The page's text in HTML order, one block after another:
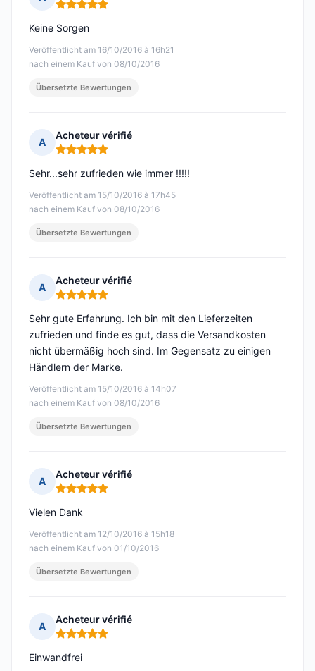
Hinweis: 5 von 5
Veröffentlicht am 16/10/2016 à 16h21
nach einem Kauf von 08/10/2016
Keine Sorgen
Übersetzte Bewertungen
A
Acheteur vérifié
Hinweis: 5 von 5
Veröffentlicht am 15/10/2016 à 17h45
nach einem Kauf von 08/10/2016
Sehr...sehr zufrieden wie immer !!!!!
Übersetzte Bewertungen
A
Acheteur vérifié
Hinweis: 5 von 5
Veröffentlicht am 15/10/2016 à 14h07
nach einem Kauf von 08/10/2016
Sehr gute Erfahrung. Ich bin mit den Lieferzeiten
zufrieden und finde es gut, dass die Versandkosten
nicht übermäßig hoch sind. Im Gegensatz zu einigen
Händlern der Marke.
Übersetzte Bewertungen
A
Acheteur vérifié
Hinweis: 5 von 5
Veröffentlicht am 12/10/2016 à 15h18
nach einem Kauf von 01/10/2016
Vielen Dank
Übersetzte Bewertungen
A
Acheteur vérifié
Hinweis: 5 von 5
Einwandfrei